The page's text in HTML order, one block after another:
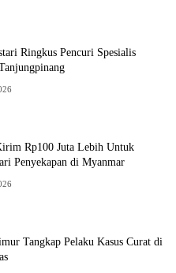
Ringkus Pencuri Spesialis
Rp100 Juta Lebih Untuk
Penyekapan di Myanmar
Tangkap Pelaku Kasus Curat di